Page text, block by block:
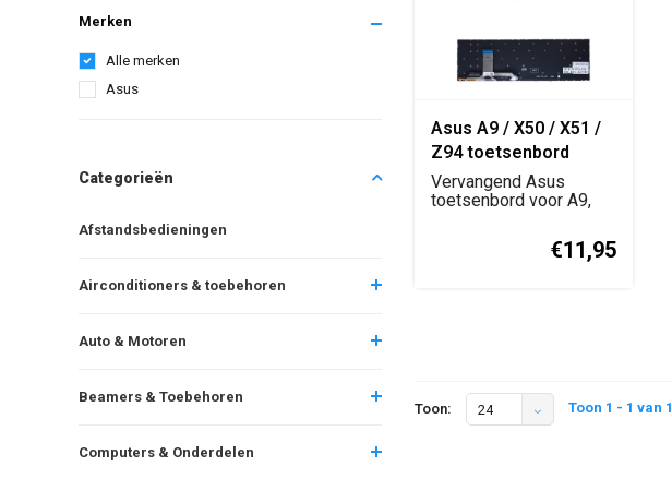
Merken
Alle merken
Asus
Categorieën
Afstandsbedieningen
Airconditioners & toebehoren
Auto & Motoren
Beamers & Toebehoren
Computers & Onderdelen
Asus A9 / X50 / X51 /
Z94 toetsenbord
QWERTY zwart
replacement keyboard
Vervangend Asus
toetsenbord voor A9,
€11,95
Toon: 24 Toon 1 - 1 van 1